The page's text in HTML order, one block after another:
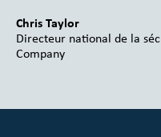
Chris Taylor
Directeur national de la
Company